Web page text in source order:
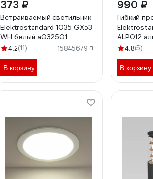
373 ₽
Встраиваемый светильник
Elektrostandard 1035 GX53
WH белый a032501
4.2(11) 15845679
В корзину
990 ₽
Гибкий
ALP012
белый/
a053631
4.8(5)
В корзину